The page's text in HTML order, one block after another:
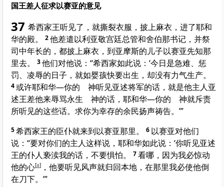
国王差人征求以赛亚的意见
37 希西家王听见了，就撕裂衣服，披上麻衣，进了耶和
华的殿。
2他差遣以利亚敬宫廷总管和舍伯那书记，并祭
司中年长的，都披上麻衣，到亚摩斯的儿子以赛亚先知那
里去。
3他们对他说：“希西家如此说：‘今日是急难、惩
罚、凌辱的日子，就如婴孩快要出生，却没有力气生产。
4或许耶和华—你的 神听见亚述将军的话，就是他主人亚
述王差他来辱骂永生 神的话，耶和华—你的 神就斥责
所听见的这些话。求你为幸存的余民扬声祷告。’”
5希西家王的臣仆就来到以赛亚那里。 6 以赛亚对他们
说：“要对你们的主人这样说，耶和华如此说：‘你听见亚述
王的仆人亵渎我的话，不要惧怕。
7看哪，因为我必惊动
他的心[a] ，他要听见风声就归回本地，在那里我必使他倒
在刀下。’”